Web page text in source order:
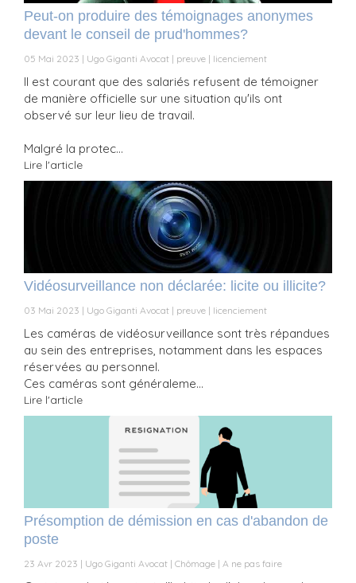
Peut-on produire des témoignages anonymes
devant le conseil de prud'hommes?
05 Mai 2023 Ugo Giganti Avocat preuve licenciement
Il est courant que des salariés refusent de témoigner
de manière officielle sur une situation qu'ils ont
observé sur leur lieu de travail.
Malgré la protec...
Lire l'article
Vidéosurveillance non déclarée: licite ou illicite?
03 Mai 2023 Ugo Giganti Avocat preuve licenciement
Les caméras de vidéosurveillance sont très répandues
au sein des entreprises, notamment dans les espaces
réservées au personnel.
Ces caméras sont généraleme...
Lire l'article
Présomption de démission en cas d'abandon de
poste
23 Avr 2023 Ugo Giganti Avocat Chômage A ne pas faire